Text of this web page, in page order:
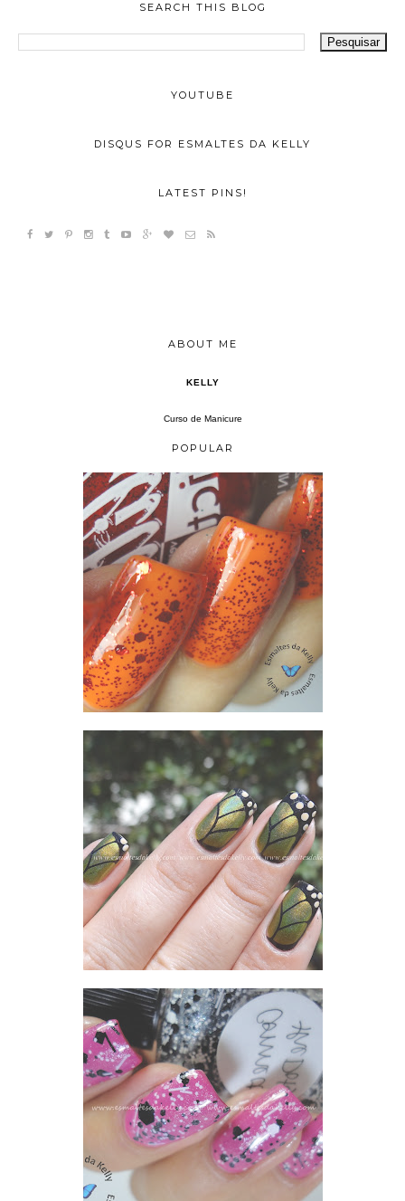
SEARCH THIS BLOG
YOUTUBE
DISQUS FOR ESMALTES DA KELLY
LATEST PINS!
ABOUT ME
KELLY
Curso de Manicure
POPULAR
CHRIS "COM QUEM VOU SAIR" LORENA + ANIMATE L.A.GIRL GLITTER ADDICT ANIMATE
ACID LEMON E ANIMAL PRINT BUTERFLY
LOLLY - ZOYA MOD MATTE + CONNECT THE DOTS - LYNNDERELLA E RESULTADO DO SORTEIO DAS COMENTARISTAS DOS POSTS PROGRAMADOS